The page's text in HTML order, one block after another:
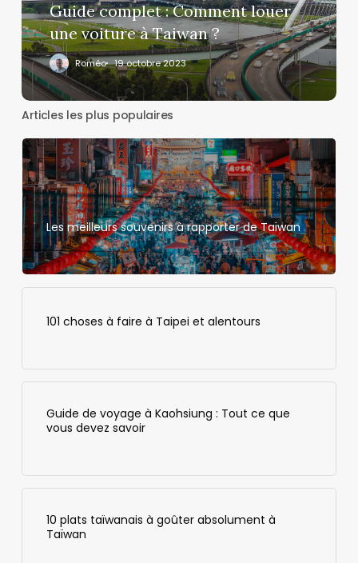
à
Taiwan
?
Guide complet : Comment louer
une voiture à Taiwan ?
Roméo 19 octobre 2023
Articles les plus populaires
Les meilleurs souvenirs à rapporter de Taïwan
101 choses à faire à Taipei et alentours
Guide de voyage à Kaohsiung : Tout ce que
vous devez savoir
10 plats taïwanais à goûter absolument à
Taïwan